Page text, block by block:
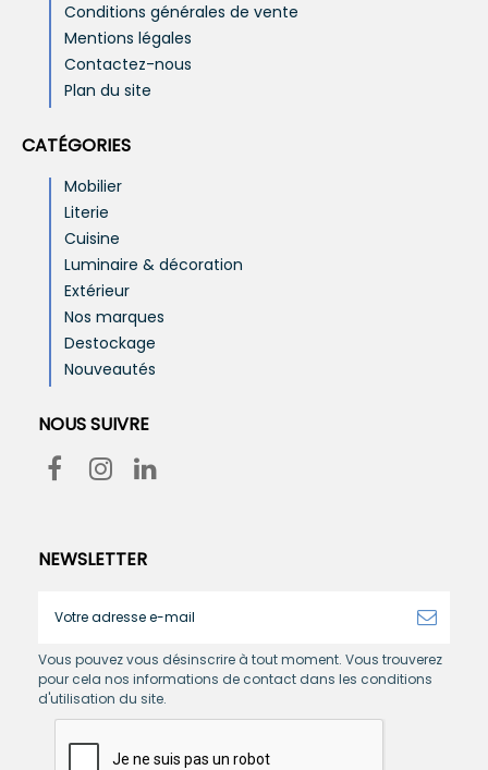
Conditions générales de vente
Mentions légales
Contactez-nous
Plan du site
CATÉGORIES
Mobilier
Literie
Cuisine
Luminaire & décoration
Extérieur
Nos marques
Destockage
Nouveautés
NOUS SUIVRE
NEWSLETTER
Vous pouvez vous désinscrire à tout moment. Vous trouverez
pour cela nos informations de contact dans les conditions
d'utilisation du site.